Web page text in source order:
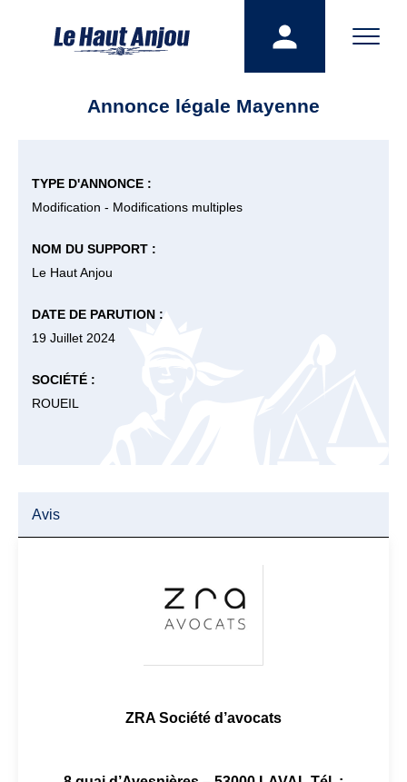
Annonce légale Mayenne
TYPE D'ANNONCE :
Modification - Modifications multiples
NOM DU SUPPORT :
Le Haut Anjou
DATE DE PARUTION :
19 Juillet 2024
SOCIÉTÉ :
ROUEIL
Avis
ZRA Société d’avocats